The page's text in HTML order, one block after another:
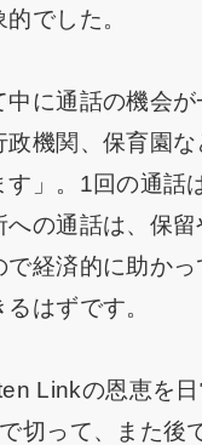
でした。
に通話の機会
機関、保育園
」。1回の通話
への通話は、保
経済的に助か
はずです。
Linkの恩恵を
切って、また後